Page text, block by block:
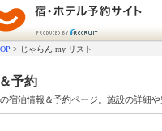
> じゃらん my リスト
予約
宿泊情報＆予約ページ。施設の詳細や